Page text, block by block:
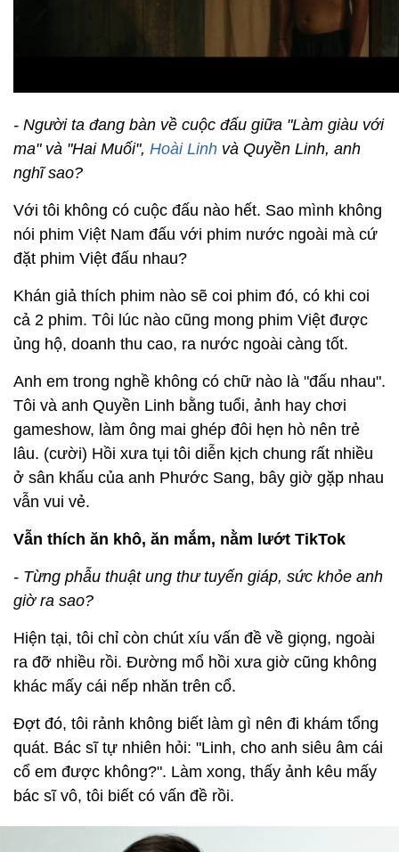
- Người ta đang bàn về cuộc đấu giữa "Làm giàu với
ma" và "Hai Muối", Hoài Linh và Quyền Linh, anh
nghĩ sao?
Với tôi không có cuộc đấu nào hết. Sao mình không
nói phim Việt Nam đấu với phim nước ngoài mà cứ
đặt phim Việt đấu nhau?
Khán giả thích phim nào sẽ coi phim đó, có khi coi
cả 2 phim. Tôi lúc nào cũng mong phim Việt được
ủng hộ, doanh thu cao, ra nước ngoài càng tốt.
Anh em trong nghề không có chữ nào là "đấu nhau".
Tôi và anh Quyền Linh bằng tuổi, ảnh hay chơi
gameshow, làm ông mai ghép đôi hẹn hò nên trẻ
lâu. (cười) Hồi xưa tụi tôi diễn kịch chung rất nhiều
ở sân khấu của anh Phước Sang, bây giờ gặp nhau
vẫn vui vẻ.
Vẫn thích ăn khô, ăn mắm, nằm lướt TikTok
- Từng phẫu thuật ung thư tuyến giáp, sức khỏe anh
giờ ra sao?
Hiện tại, tôi chỉ còn chút xíu vấn đề về giọng, ngoài
ra đỡ nhiều rồi. Đường mổ hồi xưa giờ cũng không
khác mấy cái nếp nhăn trên cổ.
Đợt đó, tôi rảnh không biết làm gì nên đi khám tổng
quát. Bác sĩ tự nhiên hỏi: "Linh, cho anh siêu âm cái
cổ em được không?". Làm xong, thấy ảnh kêu mấy
bác sĩ vô, tôi biết có vấn đề rồi.